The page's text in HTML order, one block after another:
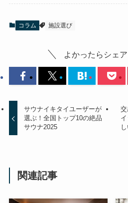
コラム 施設選び
よかったらシェア
サウナイキタイユーザーが
選ぶ！全国トップ10の絶品
サウナ2025
関連記事